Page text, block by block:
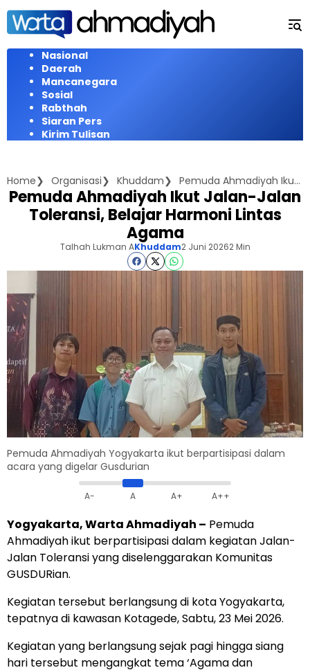
Langsung
konten
Nasional
Daerah
Mancanegara
Sosial
Rabthah
Siaran Pers
Kirim Tulisan
Home Organisasi Khuddam Pemuda Ahmadiyah Ikut Jalan-Jalan Toleransi, Belajar Harmoni Lintas Agama
Pemuda Ahmadiyah Ikut Jalan-Jalan
Toleransi, Belajar Harmoni Lintas
Agama
Talhah Lukman AKhuddam2 Juni 20262 Min
Pemuda Ahmadiyah Yogyakarta ikut berpartisipasi dalam
acara yang digelar Gusdurian
A- A A+ A++
Yogyakarta, Warta Ahmadiyah – Pemuda
Ahmadiyah ikut berpartisipasi dalam kegiatan Jalan-
Jalan Toleransi yang diselenggarakan Komunitas
GUSDURian.
Kegiatan tersebut berlangsung di kota Yogyakarta,
tepatnya di kawasan Kotagede, Sabtu, 23 Mei 2026.
Kegiatan yang berlangsung sejak pagi hingga siang
hari tersebut mengangkat tema ‘Agama dan